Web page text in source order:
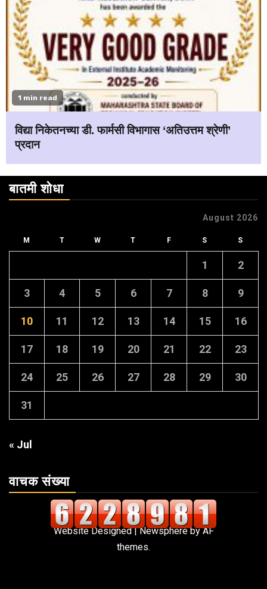
1 min read
विद्या निकेतनच्या डी. फार्मसी विभागास ‘अतिउत्तम श्रेणी’
प्रदान
बातमी शोधा
August 2026
M T W T F S S
1 2
3 4 5 6 7 8 9
10 11 12 13 14 15 16
17 18 19 20 21 22 23
24 25 26 27 28 29 30
31
« Jul
वाचक संख्या
Website Designed|Newsphereby AF
themes.